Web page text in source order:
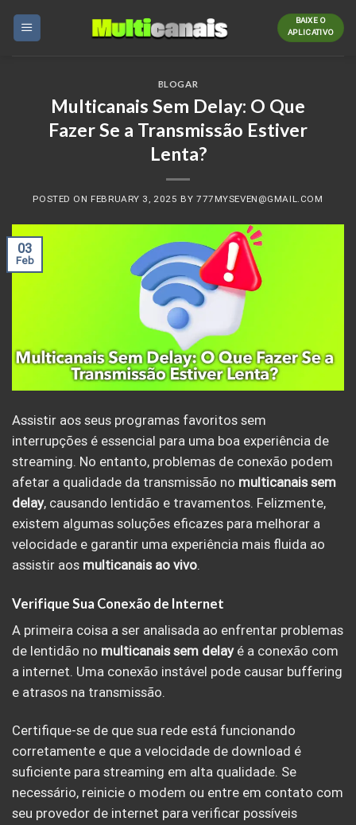
BAIXE O
APLICATIVO
BLOGAR
Multicanais Sem Delay: O Que
Fazer Se a Transmissão Estiver
Lenta?
POSTED ON FEBRUARY 3, 2025 BY 777MYSEVEN@GMAIL.COM
03
Feb
Assistir aos seus programas favoritos sem
interrupções é essencial para uma boa experiência de
streaming. No entanto, problemas de conexão podem
afetar a qualidade da transmissão no multicanais sem
delay, causando lentidão e travamentos. Felizmente,
existem algumas soluções eficazes para melhorar a
velocidade e garantir uma experiência mais fluida ao
assistir aos multicanais ao vivo.
Verifique Sua Conexão de Internet
A primeira coisa a ser analisada ao enfrentar problemas
de lentidão no multicanais sem delayé a conexão com
a internet. Uma conexão instável pode causar buffering
e atrasos na transmissão.
Certifique-se de que sua rede está funcionando
corretamente e que a velocidade de download é
suficiente para streaming em alta qualidade. Se
necessário, reinicie o modem ou entre em contato com
seu provedor de internet para verificar possíveis